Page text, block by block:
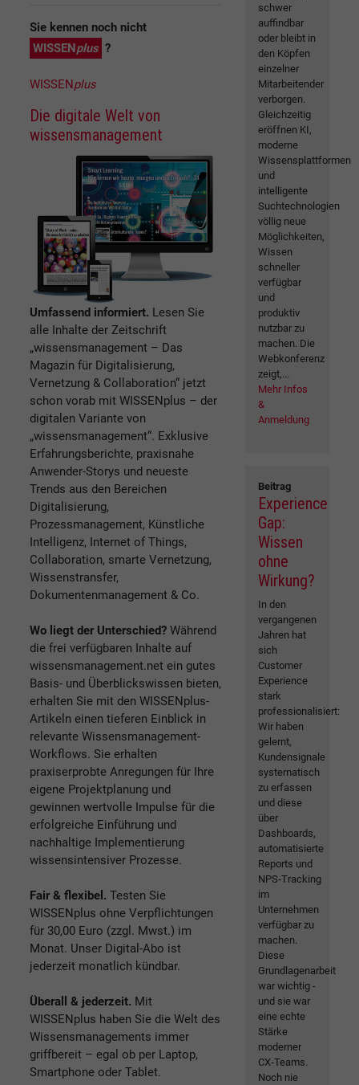
Sie kennen noch nicht
WISSENplus ?
WISSENplus
Die digitale Welt von
wissensmanagement
Umfassend informiert. Lesen Sie
alle Inhalte der Zeitschrift
„wissensmanagement – Das
Magazin für Digitalisierung,
Vernetzung & Collaboration“ jetzt
schon vorab mit WISSENplus – der
digitalen Variante von
„wissensmanagement“. Exklusive
Erfahrungsberichte, praxisnahe
Anwender-Storys und neueste
Trends aus den Bereichen
Digitalisierung,
Prozessmanagement, Künstliche
Intelligenz, Internet of Things,
Collaboration, smarte Vernetzung,
Wissenstransfer,
Dokumentenmanagement & Co.
Wo liegt der Unterschied? Während
die frei verfügbaren Inhalte auf
wissensmanagement.net ein gutes
Basis- und Überblickswissen bieten,
erhalten Sie mit den WISSENplus-
Artikeln einen tieferen Einblick in
relevante Wissensmanagement-
Workflows. Sie erhalten
praxiserprobte Anregungen für Ihre
eigene Projektplanung und
gewinnen wertvolle Impulse für die
erfolgreiche Einführung und
nachhaltige Implementierung
wissensintensiver Prozesse.
Fair & flexibel. Testen Sie
WISSENplus ohne Verpflichtungen
für 30,00 Euro (zzgl. Mwst.) im
Monat. Unser Digital-Abo ist
jederzeit monatlich kündbar.
Überall & jederzeit. Mit
WISSENplus haben Sie die Welt des
Wissensmanagements immer
griffbereit – egal ob per Laptop,
Smartphone oder Tablet.
schwer
auffindbar
oder bleibt in
den Köpfen
einzelner
Mitarbeitender
verborgen.
Gleichzeitig
eröffnen KI,
moderne
Wissensplattformen
und
intelligente
Suchtechnologien
völlig neue
Möglichkeiten,
Wissen
schneller
verfügbar
und
produktiv
nutzbar zu
machen. Die
Webkonferenz
zeigt,...
Mehr Infos
&
Anmeldung
Beitrag
Experience
Gap:
Wissen
ohne
Wirkung?
In den
vergangenen
Jahren hat
sich
Customer
Experience
stark
professionalisiert:
Wir haben
gelernt,
Kundensignale
systematisch
zu erfassen
und diese
über
Dashboards,
automatisierte
Reports und
NPS‑Tracking
im
Unternehmen
verfügbar zu
machen.
Diese
Grundlagenarbeit
war wichtig -
und sie war
eine echte
Stärke
moderner
CX‑Teams.
Noch nie